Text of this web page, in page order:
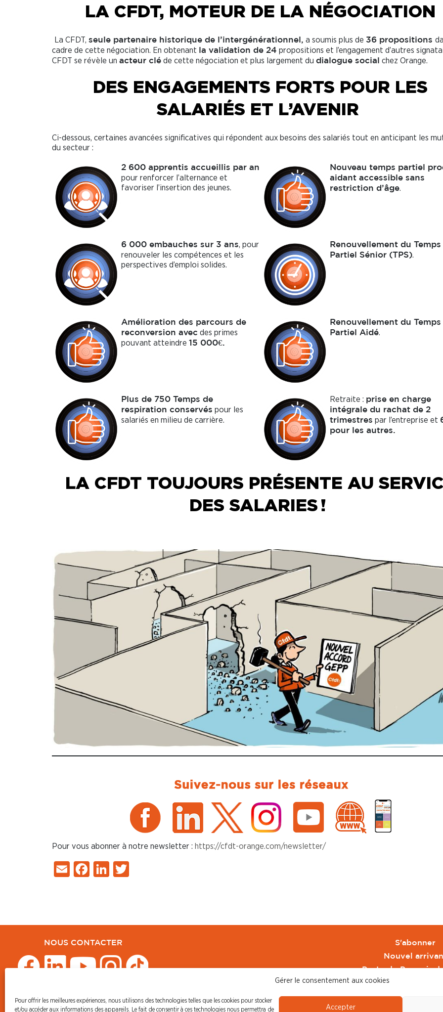
Gérer le consentement aux cookies
Pour offrir les meilleures expériences, nous utilisons des technologies telles que les cookies pour stocker
et/ou accéder aux informations des appareils. Le fait de consentir à ces technologies nous permettra de
Accepter
LA CFDT, MOTEUR DE LA NÉGOCIATION
La CFDT, seule partenaire historique de l’intergénérationnel, a soumis plus de 36 propositions
cadre de cette négociation. En obtenant
la validation de 24 propositions et l’engagement d’autres
CFDT se révèle un acteur clé de cette négociation et plus largement du dialogue social chez Orange.
DES ENGAGEMENTS FORTS POUR LES
SALARIÉS ET L’AVENIR
Ci-dessous, certaines avancées significatives qui répondent aux besoins des salariés tout en anticipant les
du secteur :
2 600 apprentis accueillis par an
pour renforcer l’alternance et
favoriser l’insertion des jeunes.
Nouveau temps partiel
aidant accessible sans
restriction d’âge.
6 000 embauches sur 3 ans, pour
renouveler les compétences et les
perspectives d’emploi solides.
Renouvellement du Temps
Partiel Sénior (TPS).
Amélioration des parcours de
reconversion avec des primes
pouvant atteindre15 000€.
Renouvellement du Temps
Partiel Aidé.
Plus de 750 Temps de
respiration conservés pour les
salariés en milieu de carrière.
Retraite : prise en charge
intégrale du rachat de 2
trimestres par l’entreprise et
pour les autres.
LA CFDT TOUJOURS PRÉSENTE AU
DES SALARIES !
Pour vous abonner à notre newsletter : https://cfdt-orange.com/newsletter/
EmailFacebook
LinkedIn
NOUS CONTACTER
© CFDT Orange
S'abonner
Nouvel
Pacte de Pouvoir
Toute l'actu CFDT